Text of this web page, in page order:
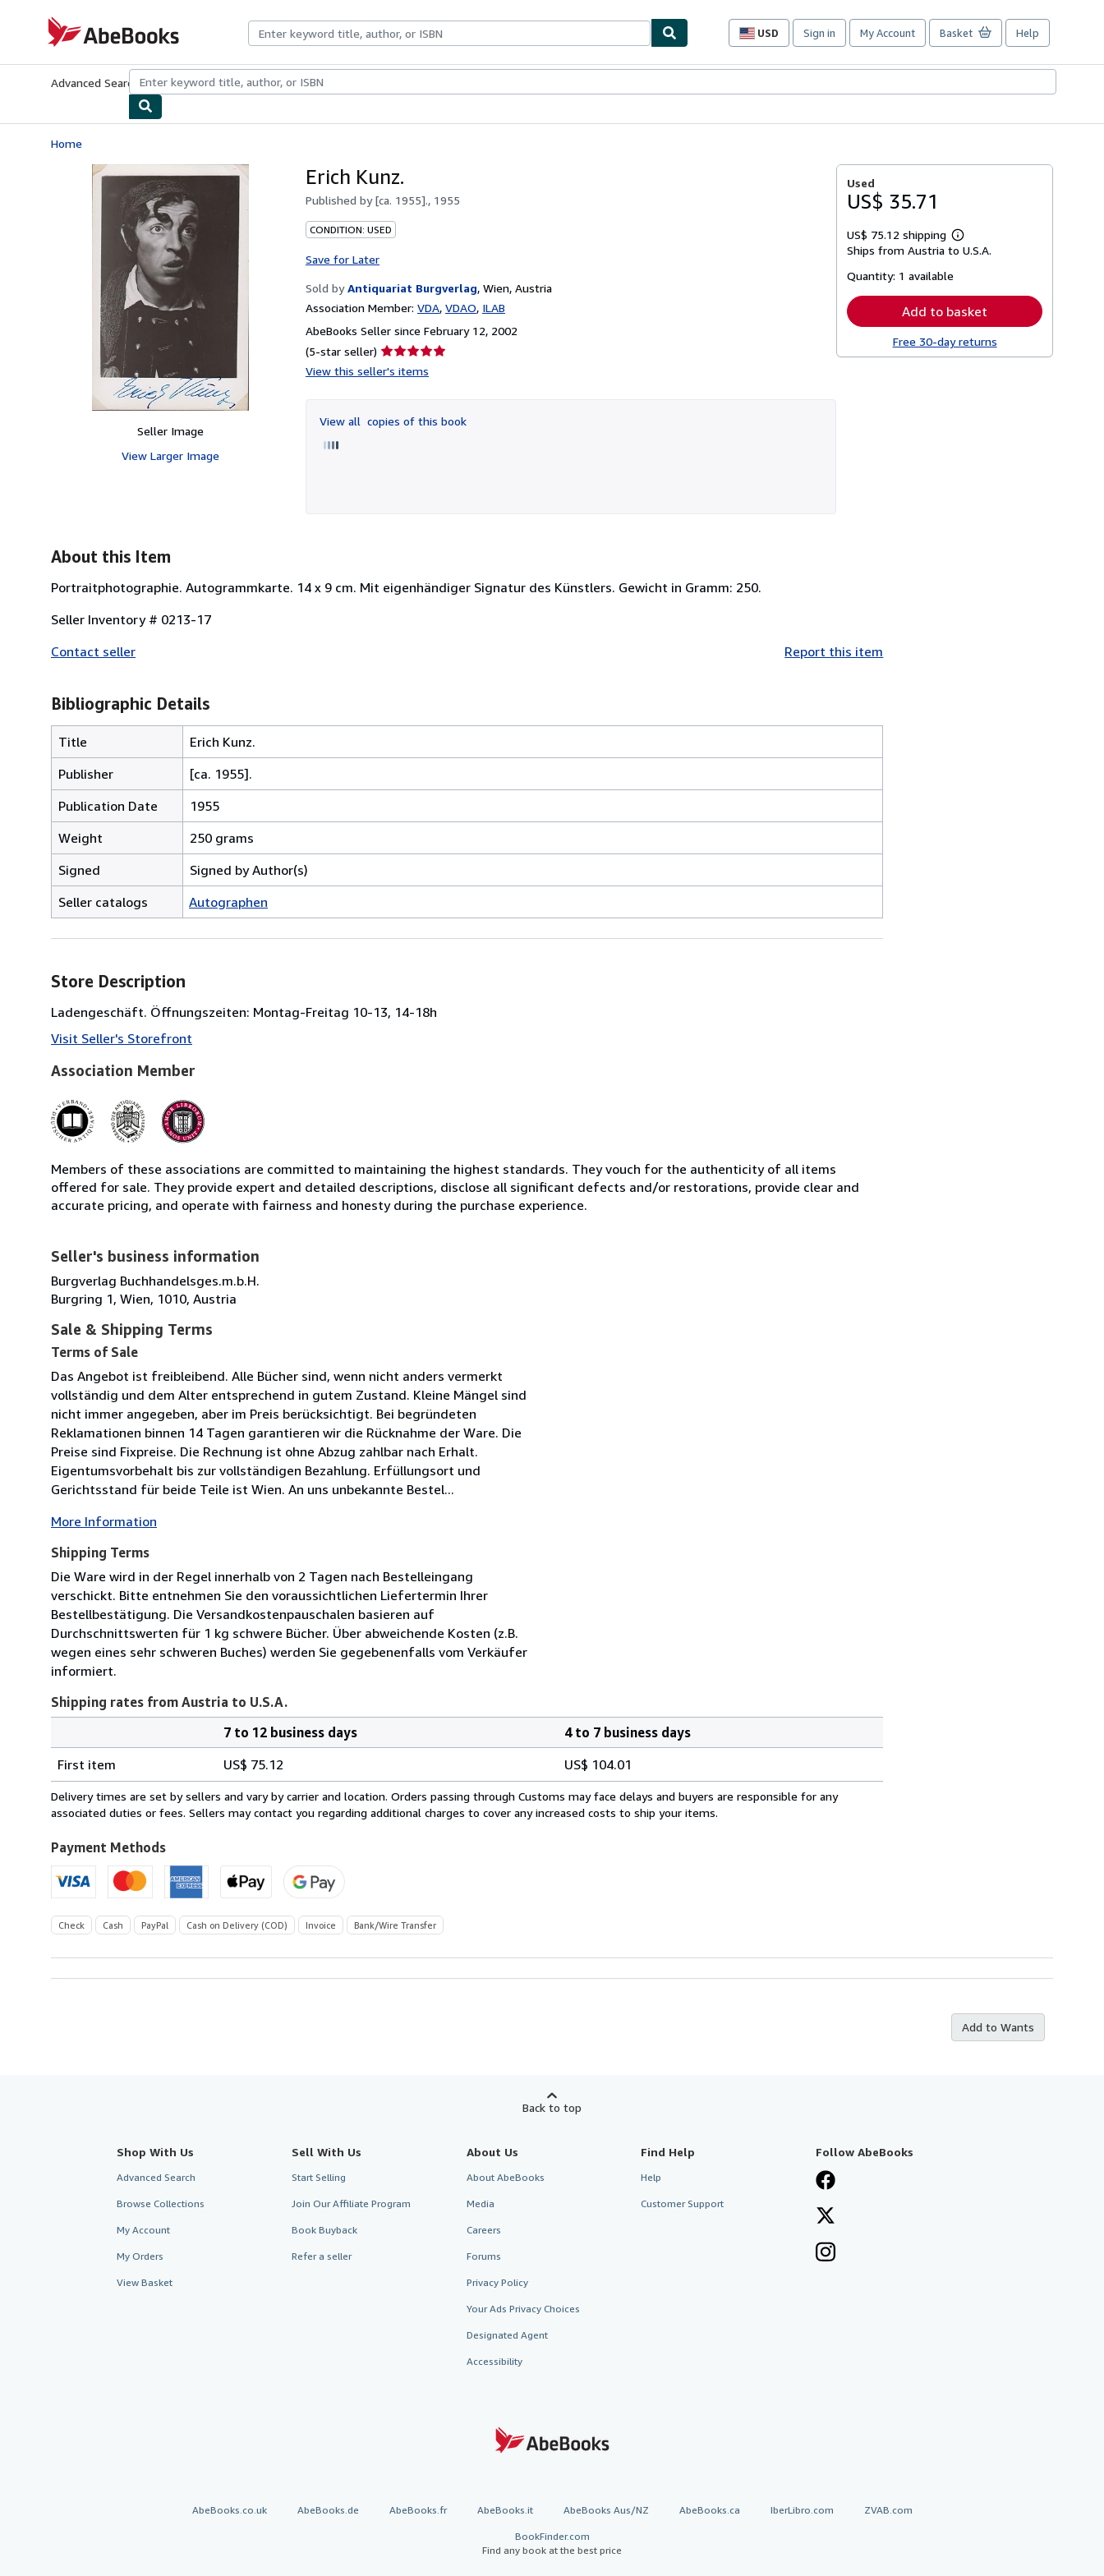
AbeBooks.com
USD
Site
preferences
Sign in My Account Basket Help
Advanced Search Browse CollectionsRare BooksArt & Collectibles
Home
Seller Image
View Larger Image
Erich Kunz.
Published by[ca. 1955]., 1955
CONDITION: USED
Save for Later
Sold by Antiquariat Burgverlag, Wien, Austria
Association Member: VDA VDAO ILAB
AbeBooks Seller since February 12, 2002
(5-star seller) Seller
rating
of
5
View this seller's items
View all copies of this book
Used
US$ 35.71
US$ 75.12 shipping
Learn
more
Ships from Austria to U.S.A.
Quantity: 1 available
Add to basket
Free 30-day returns
About this Item
Portraitphotographie. Autogrammkarte. 14 x 9 cm. Mit eigenhändiger Signatur des Künstlers. Gewicht in Gramm: 250.
Seller Inventory # 0213-17
Contact seller
Report this item
Bibliographic Details
Title
Erich Kunz.
Publisher
[ca. 1955].
Publication Date
1955
Weight
250 grams
Signed
Signed by Author(s)
Seller catalogs
Autographen
Store Description
Ladengeschäft. Öffnungszeiten: Montag-Freitag 10-13, 14-18h
Visit Seller's Storefront
Association Member
Members of these associations are committed to maintaining the highest standards. They vouch for the authenticity of all items
offered for sale. They provide expert and detailed descriptions, disclose all significant defects and/or restorations, provide clear and
accurate pricing, and operate with fairness and honesty during the purchase experience.
Seller's business information
Burgverlag Buchhandelsges.m.b.H.
Burgring 1, Wien, 1010, Austria
Sale & Shipping Terms
Terms of Sale
Das Angebot ist freibleibend. Alle Bücher sind, wenn nicht anders vermerkt
vollständig und dem Alter entsprechend in gutem Zustand. Kleine Mängel sind
nicht immer angegeben, aber im Preis berücksichtigt. Bei begründeten
Reklamationen binnen 14 Tagen garantieren wir die Rücknahme der Ware. Die
Preise sind Fixpreise. Die Rechnung ist ohne Abzug zahlbar nach Erhalt.
Eigentumsvorbehalt bis zur vollständigen Bezahlung. Erfüllungsort und
Gerichtsstand für beide Teile ist Wien. An uns unbekannte Bestel...
More Information
Shipping Terms
Die Ware wird in der Regel innerhalb von 2 Tagen nach Bestelleingang
verschickt. Bitte entnehmen Sie den voraussichtlichen Liefertermin Ihrer
Bestellbestätigung. Die Versandkostenpauschalen basieren auf
Durchschnittswerten für 1 kg schwere Bücher. Über abweichende Kosten (z.B.
wegen eines sehr schweren Buches) werden Sie gegebenenfalls vom Verkäufer
informiert.
Shipping rates from Austria to U.S.A.
rates
from
Austria
U.S.A.
7 to 12 business days
4 to 7 business days
First item
US$ 75.12 US$ 104.01
Delivery times are set by sellers and vary by carrier and location. Orders passing through Customs may face delays and buyers are responsible for any
associated duties or fees. Sellers may contact you regarding additional charges to cover any increased costs to ship your items.
Payment Methods
Check Cash PayPal Cash on Delivery (COD) Invoice Bank/Wire Transfer
Add to Wants
Back to top
Shop With Us
Advanced Search
Browse Collections
My Account
My Orders
View Basket
Sell With Us
Start Selling
Join Our Affiliate Program
Book Buyback
Refer a seller
About Us
About AbeBooks
Media
Careers
Forums
Privacy Policy
Your Ads Privacy Choices
Designated Agent
Accessibility
Find Help
Help
Customer Support
Follow AbeBooks
AbeBooks.co.uk AbeBooks.de AbeBooks.fr AbeBooks.it AbeBooks Aus/NZ AbeBooks.ca IberLibro.com ZVAB.com
BookFinder.com
Find any book at the best price